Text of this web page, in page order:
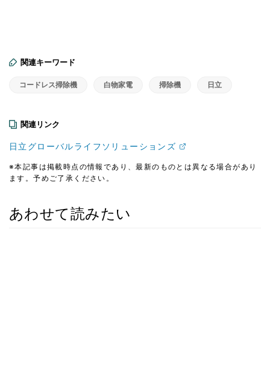
関連キーワード
コードレス掃除機 白物家電 掃除機 日立
関連リンク
日立グローバルライフソリューションズ
※本記事は掲載時点の情報であり、最新のものとは異なる場合があり
ます。予めご了承ください。
あわせて読みたい